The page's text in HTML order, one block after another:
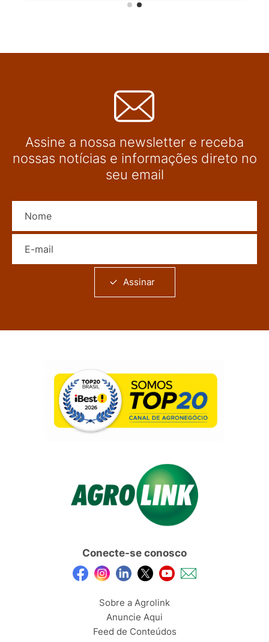
Assine a nossa newsletter e receba
nossas notícias e informações direto no
seu email
Assinar
Conecte-se conosco
Sobre a Agrolink
Anuncie Aqui
Feed de Conteúdos